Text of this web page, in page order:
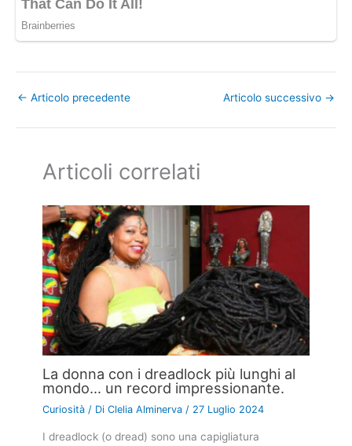
← Articolo precedente Articolo successivo →
Articoli correlati
La donna con i dreadlock più lunghi al
mondo… un record impressionante.
Curiosità / DiClelia Alminerva / 27 Luglio 2024
I dreadlock (o dread) sono una capigliatura